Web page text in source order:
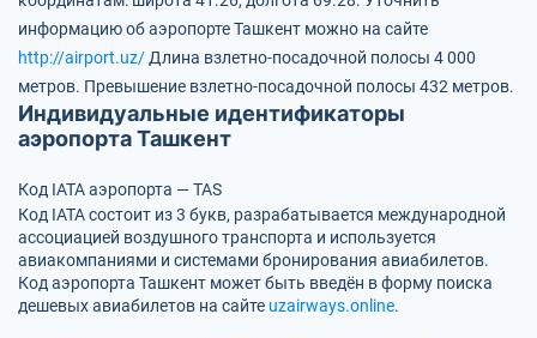
информацию об аэропорте Ташкент можно на сайте
http://airport.uz/ Длина взлетно-посадочной полосы 4 000
метров. Превышение взлетно-посадочной полосы 432 метров.
Индивидуальные идентификаторы
аэропорта Ташкент
Код IATA аэропорта — TAS
Код IATA состоит из 3 букв, разрабатывается международной
ассоциацией воздушного транспорта и используется
авиакомпаниями и системами бронирования авиабилетов.
Код аэропорта Ташкент может быть введён в форму поиска
дешевых авиабилетов на сайте uzairways.online.